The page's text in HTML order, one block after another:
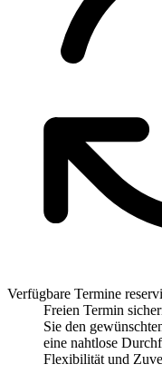
Verfügbare Termine
Freien Termin
Sie den
eine nahtlose
Flexibilität und